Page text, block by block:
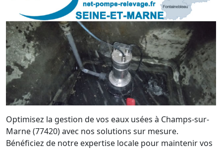
Optimisez la gestion de vos eaux usées à Champs-sur-
Marne (77420) avec nos solutions sur mesure.
Bénéficiez de notre expertise locale pour maintenir vos